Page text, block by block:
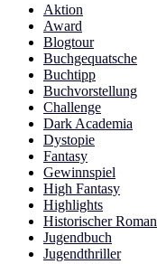
Aktion
Award
Blogtour
Buchgequatsche
Buchtipp
Buchvorstellung
Challenge
Dark Academia
Dystopie
Fantasy
Gewinnspiel
High Fantasy
Highlights
Historischer Roman
Jugendbuch
Jugendthriller